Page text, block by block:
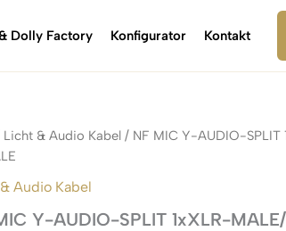
Dolly Factory Konfigurator Kontakt
Licht & Audio Kabel / NF MIC Y-AUDIO-SPLIT
Audio Kabel
Y-AUDIO-SPLIT 1xXLR-